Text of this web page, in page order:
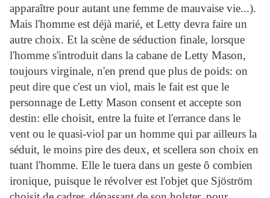
apparaître pour autant une femme de mauvaise vie...).
Mais l'homme est déjà marié, et Letty devra faire un
autre choix. Et la scène de séduction finale, lorsque
l'homme s'introduit dans la cabane de Letty Mason,
toujours virginale, n'en prend que plus de poids: on
peut dire que c'est un viol, mais le fait est que le
personnage de Letty Mason consent et accepte son
destin: elle choisit, entre la fuite et l'errance dans le
vent ou le quasi-viol par un homme qui par ailleurs la
séduit, le moins pire des deux, et scellera son choix en
tuant l'homme. Elle le tuera dans un geste ô combien
ironique, puisque le révolver est l'objet que Sjöström